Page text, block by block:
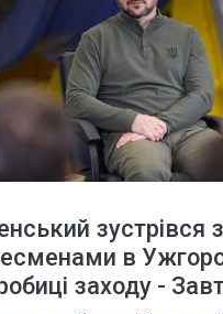
зустрівся з
в
заходу -